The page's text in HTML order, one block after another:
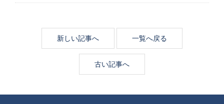
新しい記事へ 一覧へ戻る
古い記事へ